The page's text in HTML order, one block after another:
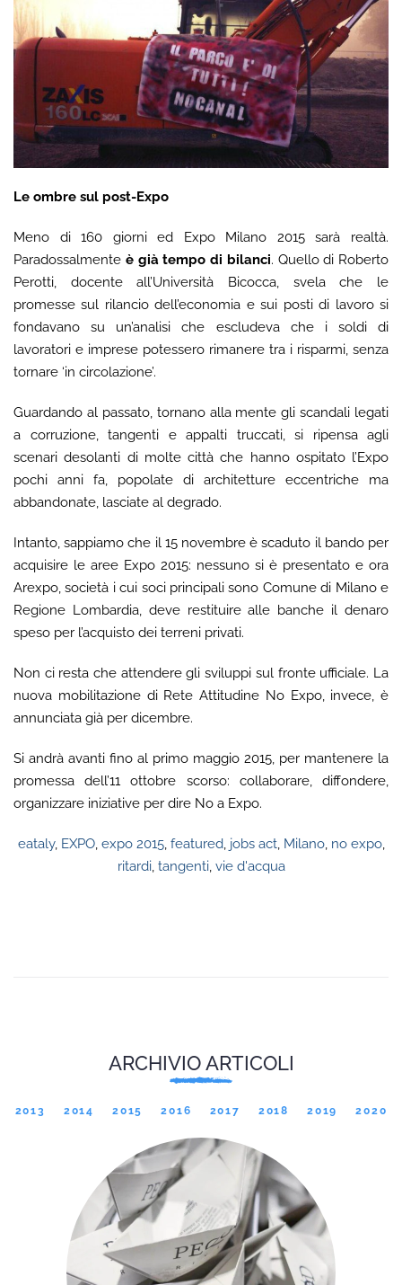
Le ombre sul post-Expo
Meno di 160 giorni ed Expo Milano 2015 sarà realtà.
Paradossalmente è già tempo di bilanci. Quello di Roberto
Perotti, docente all’Università Bicocca, svela che le
promesse sul rilancio dell’economia e sui posti di lavoro si
fondavano su un’analisi che escludeva che i soldi di
lavoratori e imprese potessero rimanere tra i risparmi, senza
tornare ‘in circolazione’.
Guardando al passato, tornano alla mente gli scandali legati
a corruzione, tangenti e appalti truccati, si ripensa agli
scenari desolanti di molte città che hanno ospitato l’Expo
pochi anni fa, popolate di architetture eccentriche ma
abbandonate, lasciate al degrado.
Intanto, sappiamo che il 15 novembre è scaduto il bando per
acquisire le aree Expo 2015: nessuno si è presentato e ora
Arexpo, società i cui soci principali sono Comune di Milano e
Regione Lombardia, deve restituire alle banche il denaro
speso per l’acquisto dei terreni privati.
Non ci resta che attendere gli sviluppi sul fronte ufficiale. La
nuova mobilitazione di Rete Attitudine No Expo, invece, è
annunciata già per dicembre.
Si andrà avanti fino al primo maggio 2015, per mantenere la
promessa dell’11 ottobre scorso: collaborare, diffondere,
organizzare iniziative per dire No a Expo.
eataly, EXPO, expo 2015, featured, jobs act, Milano, no expo,
ritardi, tangenti, vie d'acqua
ARCHIVIO ARTICOLI
2013 2014 2015 2016 2017 2018 2019 2020